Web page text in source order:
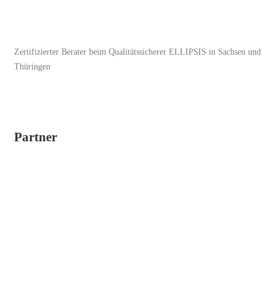
Zertifizierter Berater beim Qualitätssicherer ELLIPSIS in Sachsen und
Thüringen
Partner